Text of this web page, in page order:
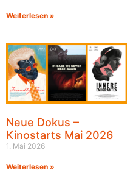
Weiterlesen »
Neue Dokus –
Kinostarts Mai 2026
1. Mai 2026
Weiterlesen »